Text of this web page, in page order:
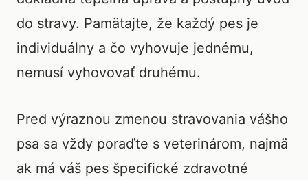
do stravy. Pamätajte, že každý pes je
individuálny a čo vyhovuje jednému,
nemusí vyhovovať druhému.
Pred výraznou zmenou stravovania vášho
psa sa vždy poraďte s veterinárom, najmä
ak má váš pes špecifické zdravotné